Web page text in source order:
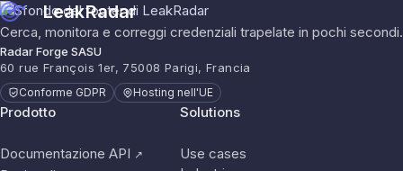
LeakRadar
Cerca, monitora e correggi credenziali trapelate in pochi secondi.
Radar Forge SASU
60 rue François 1er, 75008 Parigi, Francia
Conforme GDPR Hosting nell'UE
Prodotto
Documentazione API ↗
Solutions
Use cases